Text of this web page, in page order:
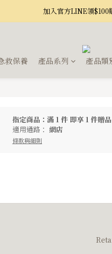
加入官方LINE領$100
救保養 產品系列 產品類
指定商品：滿 1 件 即享 1 件贈
適用通路： 網店
條款與細則